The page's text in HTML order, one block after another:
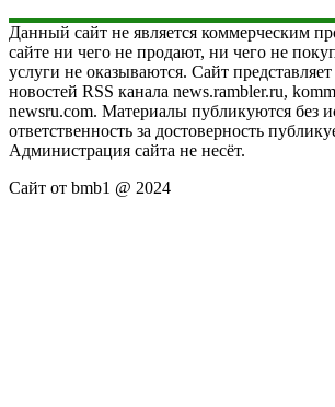
Данный сайт не является коммерческим
сайте ни чего не продают, ни чего не
услуги не оказываются. Сайт
новостей RSS канала news.rambler.ru,
newsru.com. Материалы публикуются без
ответственность за достоверность
Администрация сайта не несёт.
Сайт от bmb1 @ 2024